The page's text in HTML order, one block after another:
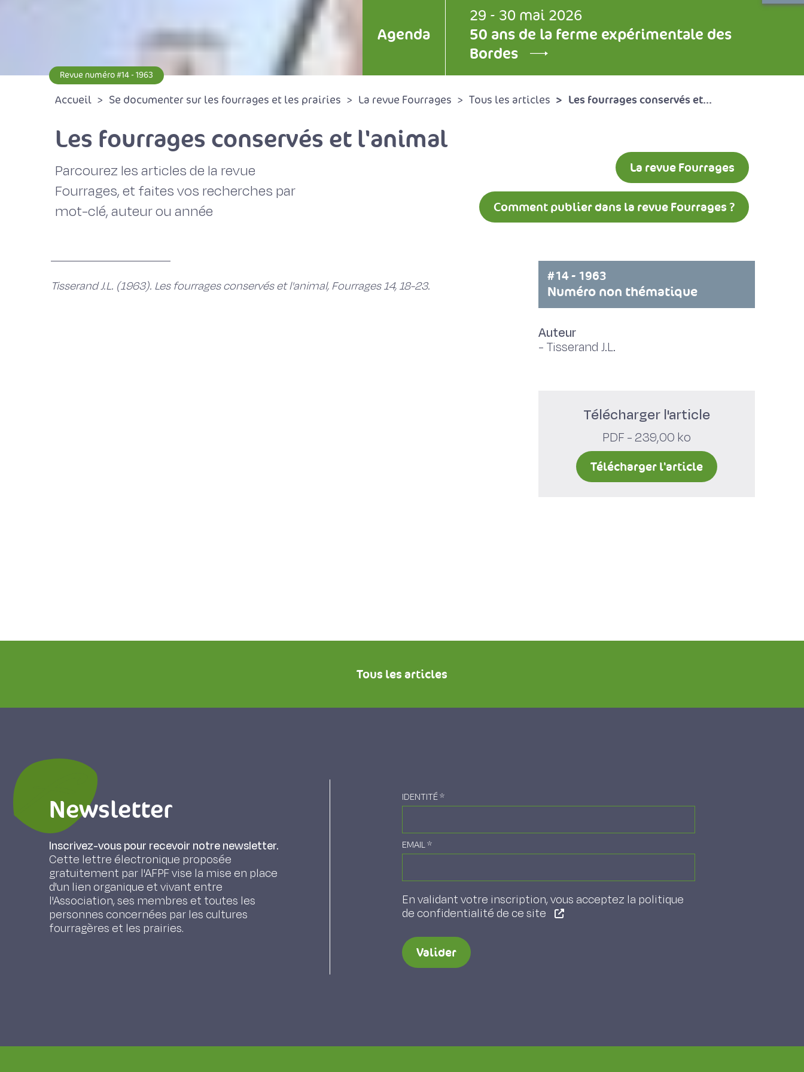
Agenda
29 - 30 mai 2026
50 ans de la ferme expérimentale des
Bordes
Revue numéro #14 - 1963
Accueil Se documenter sur les fourrages et les prairies La revue Fourrages Tous les articles Les fourrages conservés et...
Les fourrages conservés et l'animal
Parcourez les articles de la revue
Fourrages, et faites vos recherches par
mot-clé, auteur ou année
La revue Fourrages
Comment publier dans la revue Fourrages ?
Tisserand J.L. (1963). Les fourrages conservés et l'animal, Fourrages 14, 18-23.
#14 - 1963
Numéro non thématique
Auteur
- Tisserand J.L.
Télécharger l'article
PDF - 239,00 ko
Télécharger l'article
Tous les articles
Newsletter
Inscrivez-vous pour recevoir notre newsletter.
Cette lettre électronique proposée
gratuitement par l'AFPF vise la mise en place
d'un lien organique et vivant entre
l'Association, ses membres et toutes les
personnes concernées par les cultures
fourragères et les prairies.
IDENTITÉ*
EMAIL*
En validant votre inscription, vous acceptez la politique
de confidentialité de ce site
Valider